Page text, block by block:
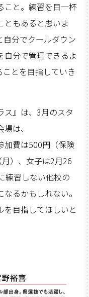
こと。練習を目一杯
ともあると思いま
自分でクールダウン
自分で管理できるよ
とを目指していき
ス』は、3月のスタ
は、
加費は500円（保険
）、女子は2月26
練習しない他校の
るかもしれない。
を目指してほしいと